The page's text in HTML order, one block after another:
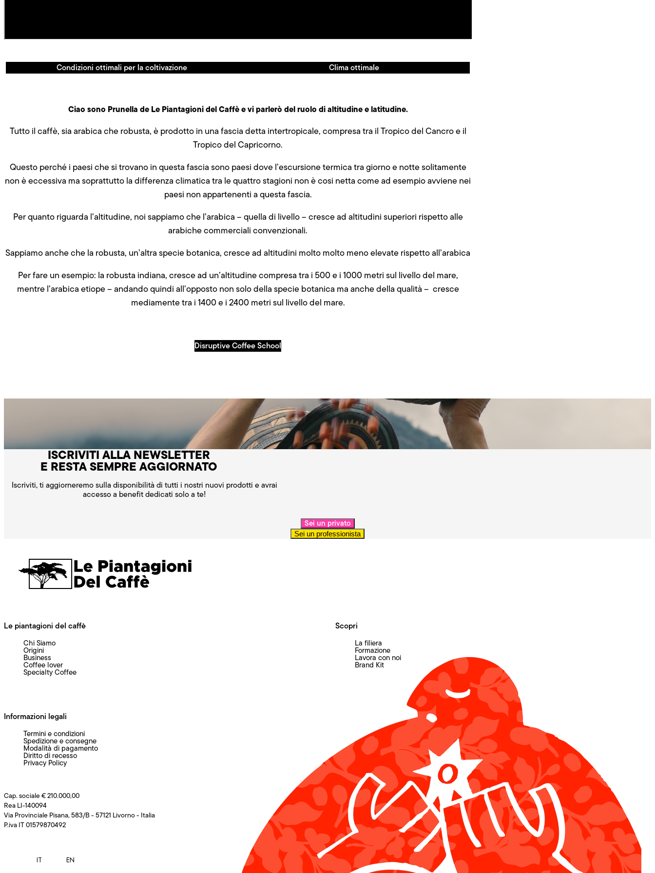
Condizioni ottimali per la coltivazione Clima ottimale
Ciao sono Prunella de Le Piantagioni del Caffè e vi parlerò del ruolo di altitudine e latitudine.
Tutto il caffè, sia arabica che robusta, è prodotto in una fascia detta intertropicale, compresa tra il Tropico del Cancro e il
Tropico del Capricorno.
Questo perché i paesi che si trovano in questa fascia sono paesi dove l’escursione termica tra giorno e notte solitamente
non è eccessiva ma soprattutto la differenza climatica tra le quattro stagioni non è cosi netta come ad esempio avviene nei
paesi non appartenenti a questa fascia.
Per quanto riguarda l’altitudine, noi sappiamo che l’arabica – quella di livello – cresce ad altitudini superiori rispetto alle
arabiche commerciali convenzionali.
Sappiamo anche che la robusta, un’altra specie botanica, cresce ad altitudini molto molto meno elevate rispetto all’arabica
Per fare un esempio: la robusta indiana, cresce ad un’altitudine compresa tra i 500 e i 1000 metri sul livello del mare,
mentre l’arabica etiope – andando quindi all’opposto non solo della specie botanica ma anche della qualità – cresce
mediamente tra i 1400 e i 2400 metri sul livello del mare.
Disruptive Coffee School
ISCRIVITI ALLA NEWSLETTER
E RESTA SEMPRE AGGIORNATO
Iscriviti, ti aggiorneremo sulla disponibilità di tutti i nostri nuovi prodotti e avrai
accesso a benefit dedicati solo a te!
Sei un privato
Sei un professionista
Cap. sociale € 210.000,00
Rea LI-140094
Via Provinciale Pisana, 583/B - 57121 Livorno - Italia
P.iva IT 01579870492
IT EN
Le piantagioni del caffè
Chi Siamo
Origini
Business
Coffee lover
Specialty Coffee
Scopri
La filiera
Formazione
Lavora con noi
Brand Kit
Informazioni legali
Termini e condizioni
Spedizione e consegne
Modalità di pagamento
Diritto di recesso
Privacy Policy